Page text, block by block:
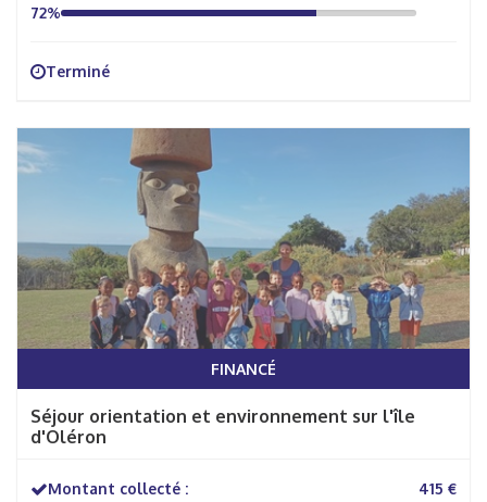
72%
Terminé
FINANCÉ
Séjour orientation et environnement sur l'île
d'Oléron
Montant collecté : 415 €